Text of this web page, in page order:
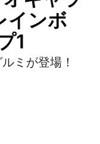
インボ
1
ミが登場！